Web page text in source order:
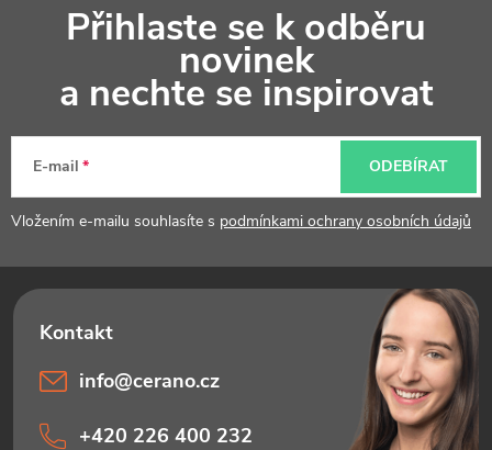
a
Přihlaste se k odběru
novinek
a nechte se inspirovat
E-mail
Vložením e-mailu souhlasíte s podmínkami ochrany osobních údajů
ODEBÍRAT
info@cerano.cz
+420 226 400 232